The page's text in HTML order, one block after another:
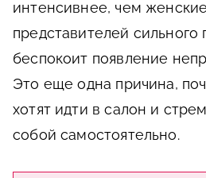
интенсивнее, чем
представителей сильного
беспокоит появление
Это еще одна причина,
хотят идти в салон и
собой самостоятельно.